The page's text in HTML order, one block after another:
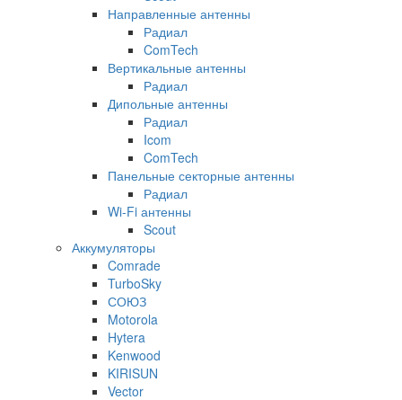
Направленные антенны
Радиал
ComTech
Вертикальные антенны
Радиал
Дипольные антенны
Радиал
Icom
ComTech
Панельные секторные антенны
Радиал
Wi-Fi антенны
Scout
Аккумуляторы
Comrade
TurboSky
СОЮЗ
Motorola
Hytera
Kenwood
KIRISUN
Vector